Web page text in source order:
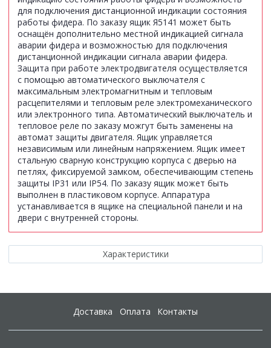
для подключения дистанционной индикации состояния
работы фидера. По заказу ящик Я5141 может быть
оснащён дополнительно местной индикацией сигнала
аварии фидера и возможностью для подключения
дистанционной индикации сигнала аварии фидера.
Защита при работе электродвигателя осуществляется
с помощью автоматического выключателя с
максимальным электромагнитным и тепловым
расцепителями и тепловым реле электромеханического
или электронного типа. Автоматический выключатель и
тепловое реле по заказу можгут быть заменены на
автомат защиты двигателя. Ящик управляется
независимым или линейным напряжением. Ящик имеет
стальную сварную конструкцию корпуса с дверью на
петлях, фиксируемой замком, обеспечивающим степень
защиты IР31 или IP54. По заказу ящик может быть
выполнен в пластиковом корпусе. Аппаратура
устанавливается в ящике на специальной панели и на
двери с внутренней стороны.
Характеристики
Доставка Оплата Контакты